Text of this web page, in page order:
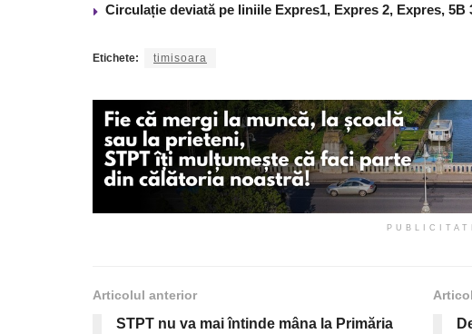
Circulație deviată pe liniile Expres1, Expres 2, Expres, 5B
Etichete: timisoara
Articolul anterior
STPT nu va mai întinde mâna la Primăria